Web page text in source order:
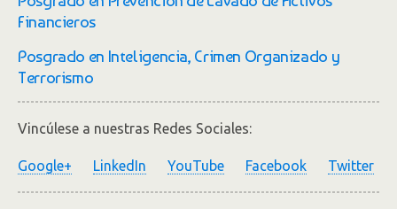
Financieros
Posgrado en Inteligencia, Crimen Organizado y
Terrorismo
Vincúlese a nuestras Redes Sociales:
Google+ LinkedIn YouTube Facebook Twitter